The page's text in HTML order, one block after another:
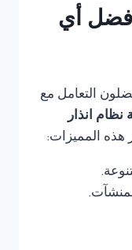
أي
التعامل مع
نظام انذار
هذه المميزات: